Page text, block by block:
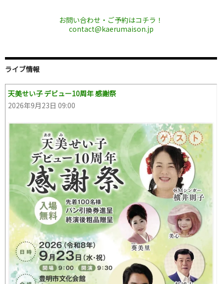
お問い合わせ・ご予約はコチラ！
contact@kaerumaison.jp
ライブ情報
天美せい子 デビュー10周年 感謝祭
2026年9月23日 09:00